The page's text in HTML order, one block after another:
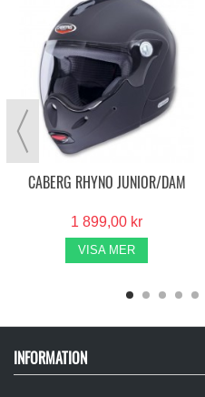
CABERG RHYNO JUNIOR/DAM
1 899,00 kr
VISA MER
INFORMATION